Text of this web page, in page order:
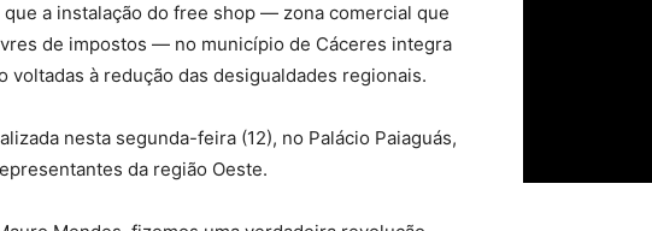
a instalação do free shop — zona comercial que
de impostos — no município de Cáceres integra
voltadas à redução das desigualdades regionais.
nesta segunda-feira (12), no Palácio Paiaguás,
da região Oeste.